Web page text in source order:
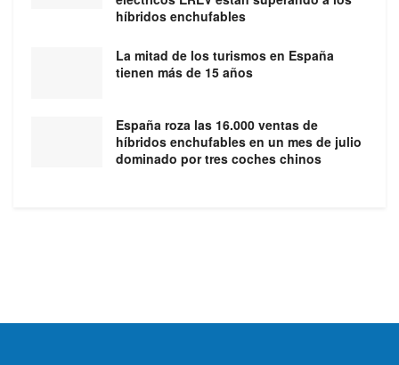
híbridos enchufables
La mitad de los turismos en España
tienen más de 15 años
España roza las 16.000 ventas de
híbridos enchufables en un mes de julio
dominado por tres coches chinos